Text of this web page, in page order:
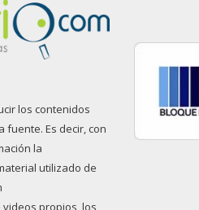
los contenidos
fuente. Es decir, con
la
utilizado de
propios, los